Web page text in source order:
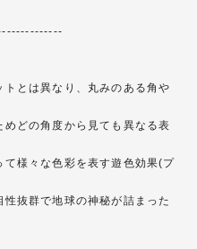
とは異なり、丸みのある角や
どの角度から見ても異なる表
様々な色彩を表す遊色効果(プ
抜群で地球の神秘が詰まった